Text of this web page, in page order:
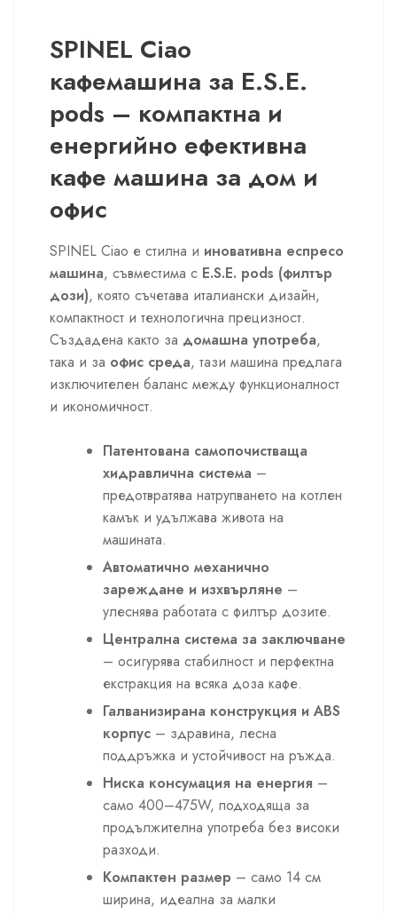
SPINEL Ciao
кафемашина за E.S.E.
pods – компактна и
енергийно ефективна
кафе машина за дом и
офис
SPINEL Ciao е стилна и иновативна еспресо
машина, съвместима с E.S.E. pods (филтър
дози), която съчетава италиански дизайн,
компактност и технологична прецизност.
Създадена както за домашна употреба,
така и за офис среда, тази машина предлага
изключителен баланс между функционалност
и икономичност.
Патентована самопочистваща
хидравлична система –
предотвратява натрупването на котлен
камък и удължава живота на
машината.
Автоматично механично
зареждане и изхвърляне –
улеснява работата с филтър дозите.
Централна система за заключване
– осигурява стабилност и перфектна
екстракция на всяка доза кафе.
Галванизирана конструкция и ABS
корпус – здравина, лесна
поддръжка и устойчивост на ръжда.
Ниска консумация на енергия –
само 400–475W, подходяща за
продължителна употреба без високи
разходи.
Компактен размер – само 14 см
ширина, идеална за малки